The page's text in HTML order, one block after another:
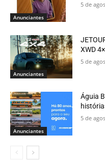
Anunciantes
5 de
Anunciantes
XWD
5 de
Anunciantes
Águia
5 de